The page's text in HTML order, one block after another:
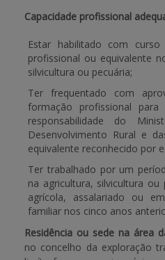
PAGAMENTOS
APOIO AO BENEFICIÁRIO
Entrar / Registar
Capacidade profissional
Estar habilitado com
profissional ou equivalente
silvicultura ou pecuária;
Ter frequentado com
formação profissional para
responsabilidade do
Desenvolvimento Rural e
equivalente reconhecido por
Ter trabalhado por um
na agricultura, silvicultura
agrícola, assalariado ou
familiar nos cinco anos
Residência ou sede na área
no concelho da exploração